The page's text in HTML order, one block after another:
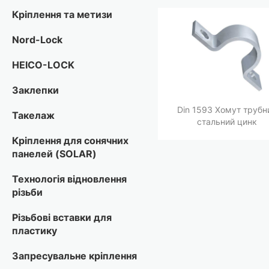
Din 1593 Хомут
стальний цинк
Кріплення та метизи
Nord-Lock
HEICO-LOCK
Заклепки
Такелаж
Кріплення для сонячних
панелей (SOLAR)
Технологія відновлення
різьби
Різьбові вставки для
пластику
Запресувальне кріплення